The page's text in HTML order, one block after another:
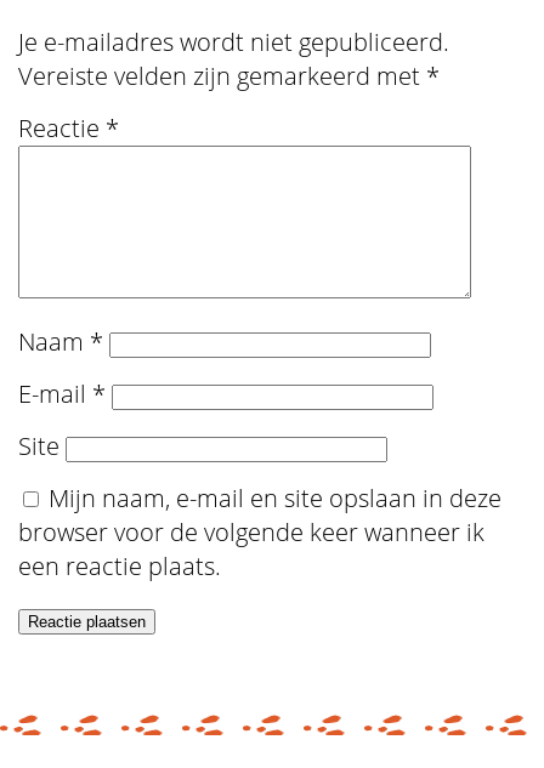
Je e-mailadres wordt niet gepubliceerd.
Vereiste velden zijn gemarkeerd met *
Reactie *
Naam *
E-mail *
Site
Mijn naam, e-mail en site opslaan in deze
browser voor de volgende keer wanneer ik
een reactie plaats.